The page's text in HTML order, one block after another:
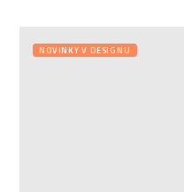
NOVINKY V DESIGNU